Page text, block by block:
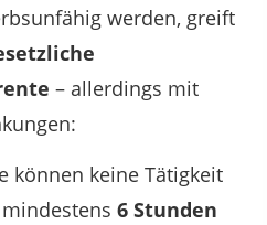
werden, greift
– allerdings mit
können keine Tätigkeit
6 Stunden